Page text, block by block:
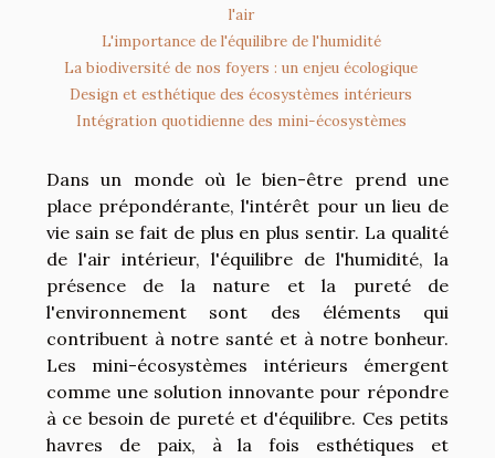
l'air
L'importance de l'équilibre de l'humidité
La biodiversité de nos foyers : un enjeu écologique
Design et esthétique des écosystèmes intérieurs
Intégration quotidienne des mini-écosystèmes
Dans un monde où le bien-être prend une
place prépondérante, l'intérêt pour un lieu de
vie sain se fait de plus en plus sentir. La qualité
de l'air intérieur, l'équilibre de l'humidité, la
présence de la nature et la pureté de
l'environnement sont des éléments qui
contribuent à notre santé et à notre bonheur.
Les mini-écosystèmes intérieurs émergent
comme une solution innovante pour répondre
à ce besoin de pureté et d'équilibre. Ces petits
havres de paix, à la fois esthétiques et